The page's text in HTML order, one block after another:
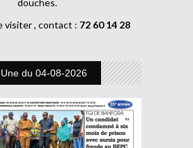
visiter , contact : 72 60 14 28
du 04-08-2026